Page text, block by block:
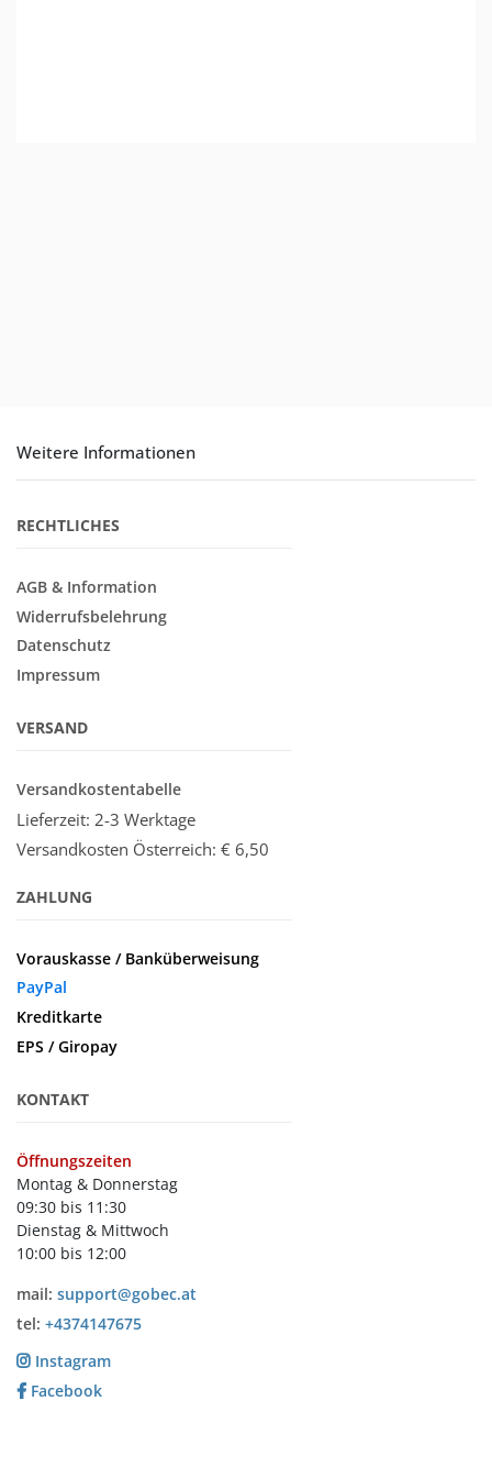
Weitere Informationen
RECHTLICHES
AGB & Information
Widerrufsbelehrung
Datenschutz
Impressum
VERSAND
Versandkostentabelle
Lieferzeit: 2-3 Werktage
Versandkosten Österreich: € 6,50
ZAHLUNG
Vorauskasse / Banküberweisung
PayPal
Kreditkarte
EPS / Giropay
KONTAKT
Öffnungszeiten
Montag & Donnerstag
09:30 bis 11:30
Dienstag & Mittwoch
10:00 bis 12:00
mail: support@gobec.at
tel: +4374147675
Instagram
Facebook